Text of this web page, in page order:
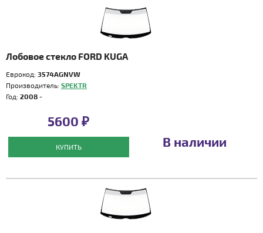
Лобовое стекло FORD KUGA
Еврокод: 3574AGNVW
Производитель: SPEKTR
Год: 2008 -
5600 ₽
КУПИТЬ В наличии